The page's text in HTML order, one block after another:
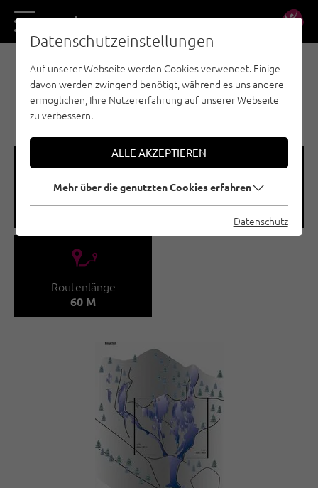
DE EN
EISKLETTERN - NAUDERS - TIROLER OBERLAND -
KAUNERTAL
EISGARTEN | KAUNERTAL
🞽
Schwierigkeitsgrad
🞱
🔹
Routenlänge
60 M
Datenschutzeinstellungen
Auf unserer Webseite werden Cookies verwendet. Einige
davon werden zwingend benötigt, während es uns andere
ermöglichen, Ihre Nutzererfahrung auf unserer Webseite
zu verbessern.
ALLE AKZEPTIEREN
Mehr über die genutzten Cookies erfahren
Datenschutz